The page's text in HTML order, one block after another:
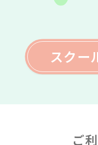
スクー
ご